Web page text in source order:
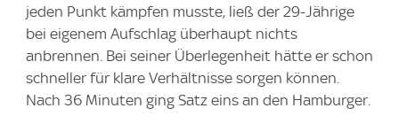
jeden Punkt kämpfen musste, ließ der 29-Jährige
bei eigenem Aufschlag überhaupt nichts
anbrennen. Bei seiner Überlegenheit hätte er schon
schneller für klare Verhältnisse sorgen können.
Nach 36 Minuten ging Satz eins an den Hamburger.